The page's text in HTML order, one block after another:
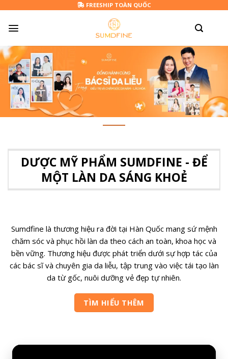
content
FREESHIP TOÀN QUỐC
DƯỢC MỸ PHẨM SUMDFINE - ĐỂ
MỘT LÀN DA SÁNG KHOẺ
Sumdfine là thương hiệu ra đời tại Hàn Quốc mang sứ mệnh
chăm sóc và phục hồi làn da theo cách an toàn, khoa học và
bền vững. Thương hiệu được phát triển dưới sự hợp tác của
các bác sĩ và chuyên gia da liễu, tập trung vào việc tái tạo làn
da từ gốc, nuôi dưỡng vẻ đẹp tự nhiên.
TÌM HIỂU THÊM